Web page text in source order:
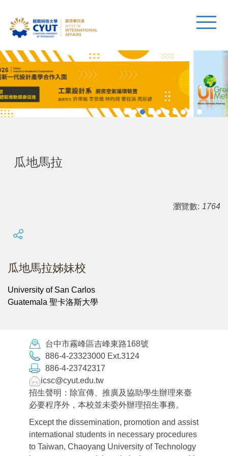
瓜地馬拉
瀏覽數: 1764
瓜地馬拉姊妹校
University of San Carlos
Guatemala 聖卡洛斯大學
台中市霧峰區吉峰東路168號
886-4-23323000 Ext.3124
886-4-23742317
icsc@cyut.edu.tw
招生聲明：除宣傳、推廣及協助學生辦理來臺
必要程序外，本校並未委外辦理招生事務。
Except the dissemination, promotion and assist
international students in necessary procedures
to Taiwan, Chaoyang University of Technology